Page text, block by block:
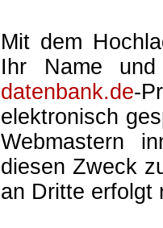
Mit dem
Ihr Name
datenbank.de-
elektronisch
Webmastern
diesen Zweck
an Dritte erfolgt